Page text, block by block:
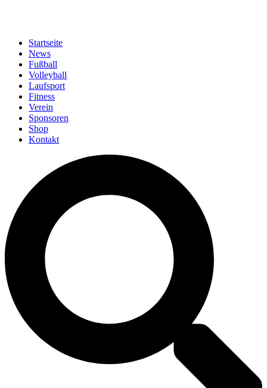
Startseite
News
Fußball
Volleyball
Laufsport
Fitness
Verein
Sponsoren
Shop
Kontakt